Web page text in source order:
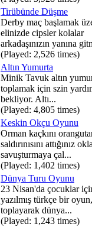
Tirübünde Düşme
Derby maç başlamak
elinizde cipsler kolalar
arkadaşınızın yanına
(Played: 2,526 times)
Altın Yumurta
Minik Tavuk altın
toplamak için szin
bekliyor. Altı...
(Played: 4,805 times)
Keskin Okçu Oyunu
Orman kaçkını
saldırınısını attığınız
savuşturmaya çal...
(Played: 1,402 times)
Dünya Turu Oyunu
23 Nisan'da çocuklar
yazılmış türkçe bir
toplayarak dünya...
(Played: 1,243 times)